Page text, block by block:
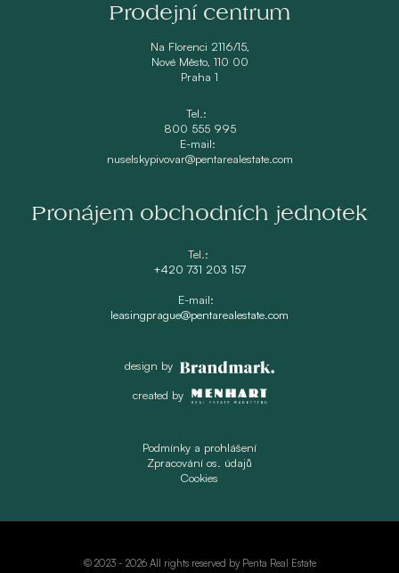
Prodejní centrum
Na Florenci 2116/15,
Nové Město, 110 00
Praha 1
Tel.:
800 555 995
E-mail:
nuselskypivovar@pentarealestate.com
Pronájem obchodních jednotek
Tel.:
+420 731 203 157
E-mail:
leasingprague@pentarealestate.com
design by
created by
Podmínky a prohlášení
Zpracování os. údajů
Cookies
© 2023 - 2026 All rights reserved by Penta Real Estate